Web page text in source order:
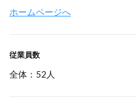
ホームページへ
従業員数
全体：52人